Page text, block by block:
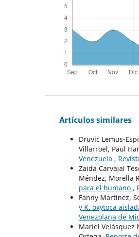
Artículos similares
Druvic Lemus-
Villarroel, Paul
Venezuela ,
Zaida Carvajal
Méndez, Morella
para el humano ,
Fanny Martínez,
y K. oxytoca
Venezolana de
Mariel Velásquez